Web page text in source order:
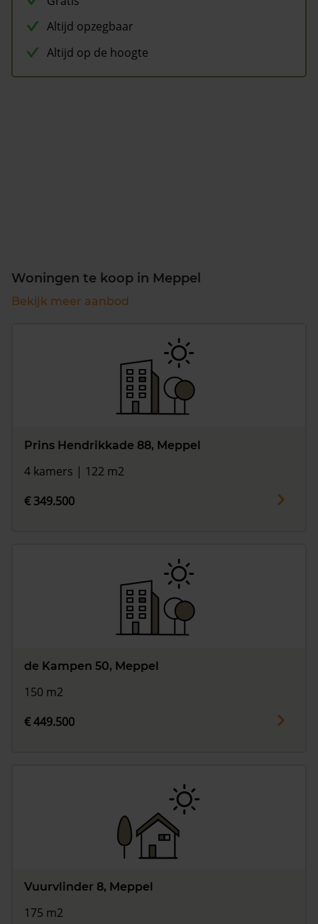
Altijd opzegbaar
Altijd op de hoogte
Woningen te koop in Meppel
Bekijk meer aanbod
Prins Hendrikkade 88, Meppel
4 kamers | 122 m2
€ 349.500
de Kampen 50, Meppel
150 m2
€ 449.500
Vuurvlinder 8, Meppel
175 m2